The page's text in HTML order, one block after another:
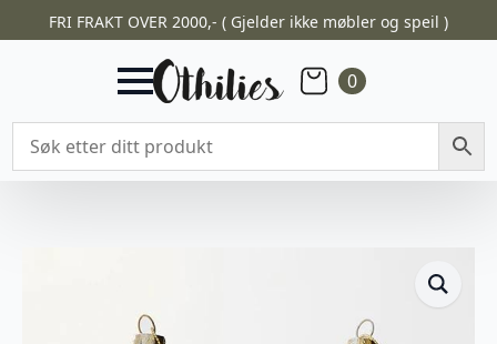
FRI FRAKT OVER 2000,- ( Gjelder ikke møbler og speil )
0